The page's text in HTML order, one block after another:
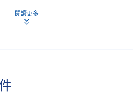
閱讀更多